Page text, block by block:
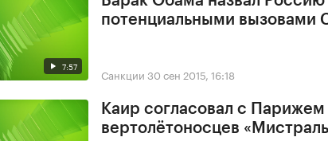
7:57
потенциальными вызовами
Санкции 30 сен 2015, 16:18
Каир согласовал с Парижем
вертолётоносцев